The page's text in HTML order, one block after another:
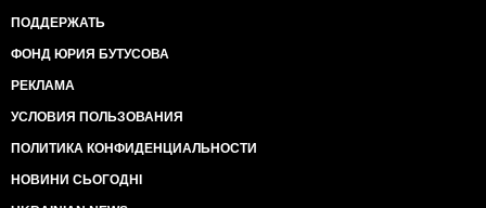
ПОДДЕРЖАТЬ
ФОНД ЮРИЯ БУТУСОВА
РЕКЛАМА
УСЛОВИЯ ПОЛЬЗОВАНИЯ
ПОЛИТИКА КОНФИДЕНЦИАЛЬНОСТИ
НОВИНИ СЬОГОДНІ